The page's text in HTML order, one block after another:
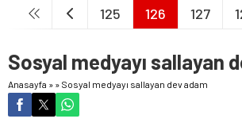
125 126 127
Sosyal medyayı sallayan
Anasayfa » » Sosyal medyayı sallayan dev adam